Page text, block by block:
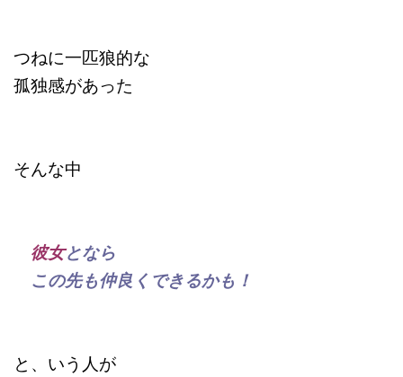
つねに一匹狼的な
孤独感があった
そんな中
彼女となら
この先も仲良くできるかも！
と、いう人が